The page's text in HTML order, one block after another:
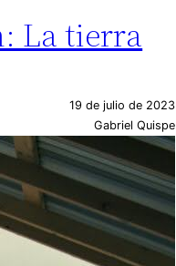
La tierra
19 de julio de 2023
Gabriel Quispe